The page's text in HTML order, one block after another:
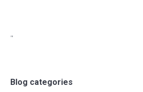
"
Blog categories